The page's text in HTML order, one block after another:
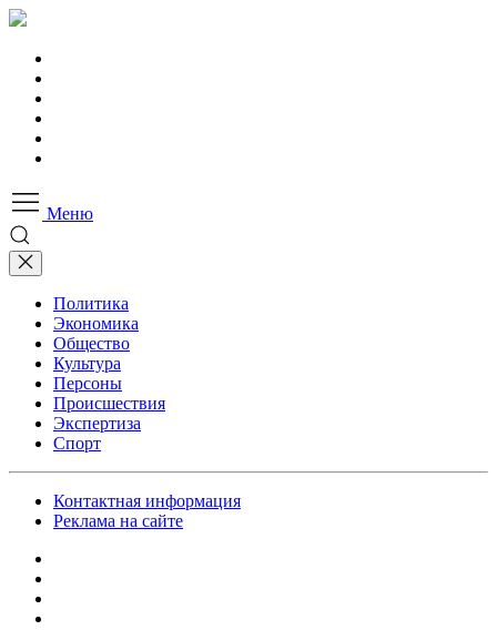
Меню
Политика
Экономика
Общество
Культура
Персоны
Происшествия
Экспертиза
Спорт
Контактная информация
Реклама на сайте